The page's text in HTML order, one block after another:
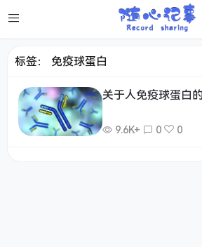
标签： 免疫球蛋白
关于人免疫球蛋白
9.6K+ 0 0